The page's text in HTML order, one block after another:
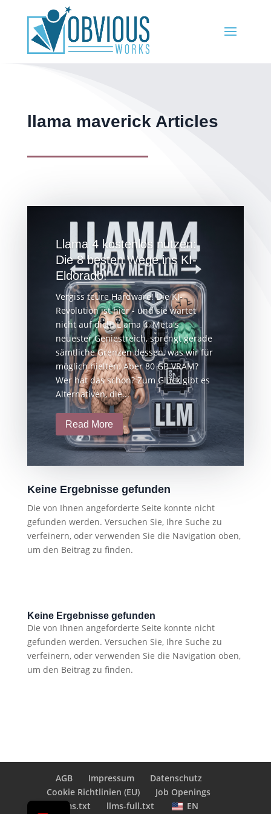
llama maverick Articles
Llama 4 kostenlos nutzen:
Die 8 besten Wege ins KI-
Eldorado!
Vergiss teure Hardware! Die KI-
Revolution ist hier - und sie wartet
nicht auf dich! Llama 4, Meta's
neuester Geniestreich, sprengt gerade
sämtliche Grenzen dessen, was wir für
möglich hielten. Aber 80 GB VRAM?
Wer hat das schon? Zum Glück gibt es
Alternativen, die...
Read More
Keine Ergebnisse gefunden
Die von Ihnen angeforderte Seite konnte nicht
gefunden werden. Versuchen Sie, Ihre Suche zu
verfeinern, oder verwenden Sie die Navigation oben,
um den Beitrag zu finden.
Keine Ergebnisse gefunden
Die von Ihnen angeforderte Seite konnte nicht
gefunden werden. Versuchen Sie, Ihre Suche zu
verfeinern, oder verwenden Sie die Navigation oben,
um den Beitrag zu finden.
AGB Impressum
Datenschutz
Cookie Richtlinien (EU)
Job Openings
llms.txt
llms-full.txt EN
EN